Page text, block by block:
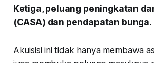
Ketiga, peluang peningkatan
(CASA) dan pendapatan bunga.
Akuisisi ini tidak hanya membawa